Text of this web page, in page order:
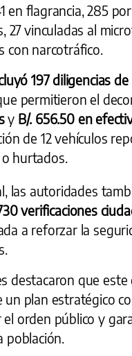
en flagrancia, 285
27 vinculadas al
con narcotráfico.
197 diligencias de
permitieron el
y B/. 656.50 en
de 12 vehículos
hurtados.
las autoridades
verificaciones
a reforzar la
destacaron que este
plan estratégico
orden público y
población.